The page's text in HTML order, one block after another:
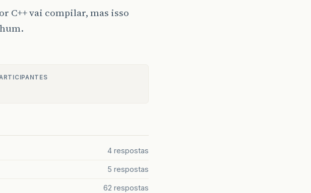
C++ vai compilar, mas isso
4 respostas
5 respostas
62 respostas